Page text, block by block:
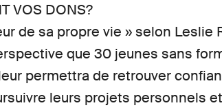
VOS DONS?
de sa propre vie » selon Leslie
que 30 jeunes sans
permettra de retrouver
leurs projets personnels